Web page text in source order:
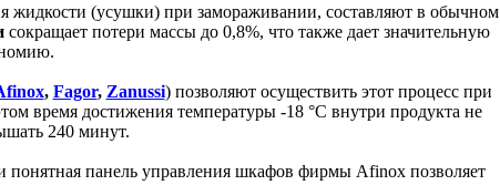
жидкости (усушки) при замораживании, составляют в обычном
сокращает потери массы до 0,8%, что также дает значительную
, Fagor, Zanussi) позволяют осуществить этот процесс при
время достижения температуры -18 °С внутри продукта не
240 минут.
панель управления шкафов фирмы Afinox позволяет